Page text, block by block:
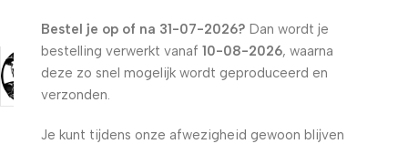
Bestel je op of na 31-07-2026? Dan wordt je
bestelling verwerkt vanaf 10-08-2026, waarna
deze zo snel mogelijk wordt geproduceerd en
verzonden.
Je kunt tijdens onze afwezigheid gewoon blijven
F1